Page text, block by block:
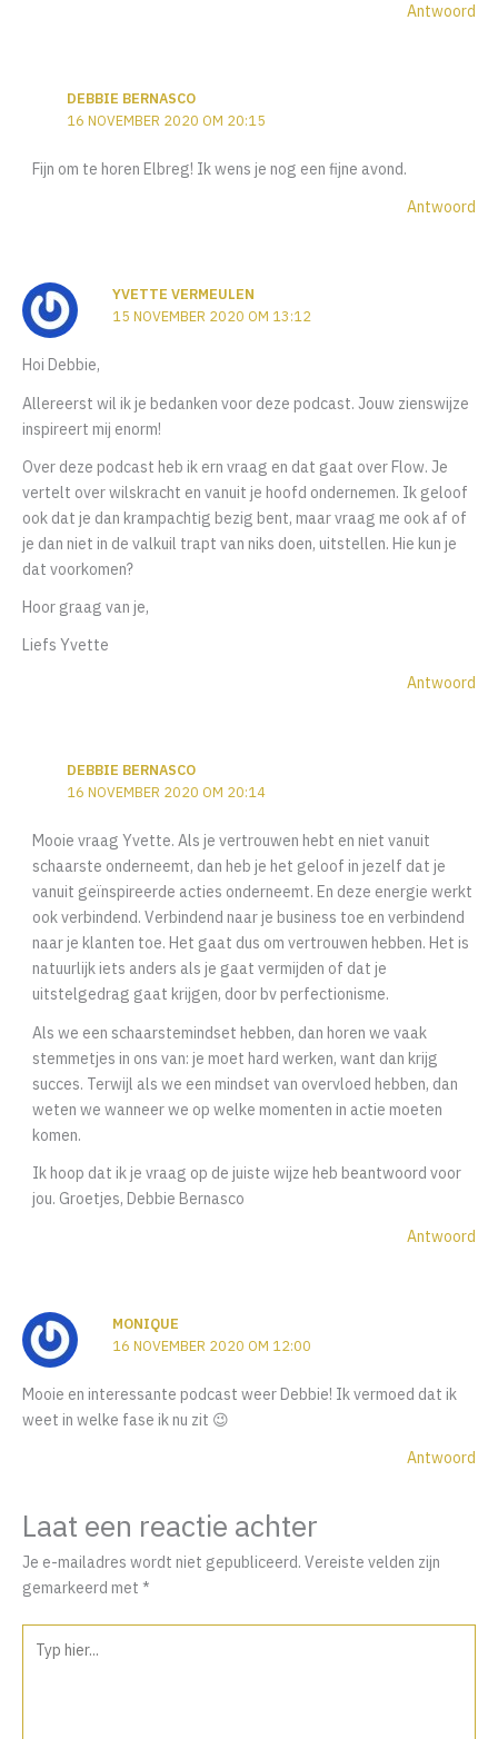
Antwoord
DEBBIE BERNASCO
16 NOVEMBER 2020 OM 20:15
Fijn om te horen Elbreg! Ik wens je nog een fijne avond.
Antwoord
YVETTE VERMEULEN
15 NOVEMBER 2020 OM 13:12
Hoi Debbie,
Allereerst wil ik je bedanken voor deze podcast. Jouw zienswijze
inspireert mij enorm!
Over deze podcast heb ik ern vraag en dat gaat over Flow. Je
vertelt over wilskracht en vanuit je hoofd ondernemen. Ik geloof
ook dat je dan krampachtig bezig bent, maar vraag me ook af of
je dan niet in de valkuil trapt van niks doen, uitstellen. Hie kun je
dat voorkomen?
Hoor graag van je,
Liefs Yvette
Antwoord
DEBBIE BERNASCO
16 NOVEMBER 2020 OM 20:14
Mooie vraag Yvette. Als je vertrouwen hebt en niet vanuit
schaarste onderneemt, dan heb je het geloof in jezelf dat je
vanuit geïnspireerde acties onderneemt. En deze energie werkt
ook verbindend. Verbindend naar je business toe en verbindend
naar je klanten toe. Het gaat dus om vertrouwen hebben. Het is
natuurlijk iets anders als je gaat vermijden of dat je
uitstelgedrag gaat krijgen, door bv perfectionisme.
Als we een schaarstemindset hebben, dan horen we vaak
stemmetjes in ons van: je moet hard werken, want dan krijg
succes. Terwijl als we een mindset van overvloed hebben, dan
weten we wanneer we op welke momenten in actie moeten
komen.
Ik hoop dat ik je vraag op de juiste wijze heb beantwoord voor
jou. Groetjes, Debbie Bernasco
Antwoord
MONIQUE
16 NOVEMBER 2020 OM 12:00
Mooie en interessante podcast weer Debbie! Ik vermoed dat ik
weet in welke fase ik nu zit 😉
Antwoord
Laat een reactie achter
Je e-mailadres wordt niet gepubliceerd. Vereiste velden zijn
gemarkeerd met *
hier...